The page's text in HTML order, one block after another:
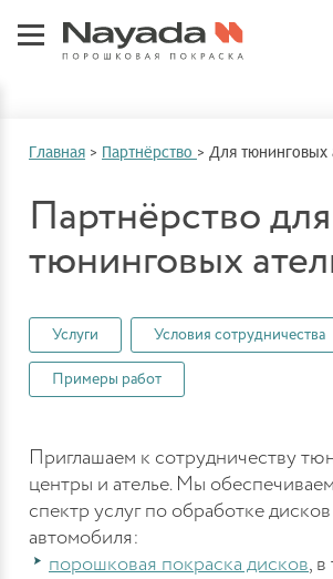
Главная > Партнёрство > Для тюнинговых
Партнёрство для
тюнинговых
Услуги Условия сотрудничества
Примеры работ
Приглашаем к сотрудничеству
центры и ателье. Мы
спектр услуг по обработке
автомобиля:
порошковая покраска дисков, в